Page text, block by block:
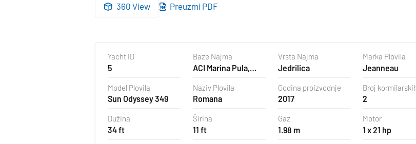
360 View Preuzmi PDF
Yacht ID
5
Baze Najma
ACI Marina Pula,
Vrsta Najma
Jedrilica
Marka Plovila
Jeanneau
Model Plovila
Sun Odyssey 349
Naziv Plovila
Romana
Godina proizvodnje
2017
Broj
peraja
2
Dužina
34 ft
Širina
11 ft
Gaz
1.98 m
Motor
1 x 21 hp